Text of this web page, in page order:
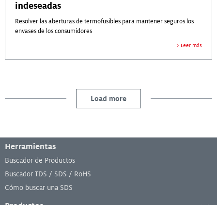
indeseadas
Resolver las aberturas de termofusibles para mantener seguros los
envases de los consumidores
Leer más
Load more
Herramientas
Buscador de Productos
Buscador TDS / SDS / RoHS
Cómo buscar una SDS